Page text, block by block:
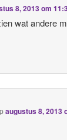
8, 2013 om
wat andere
augustus 8, 2013